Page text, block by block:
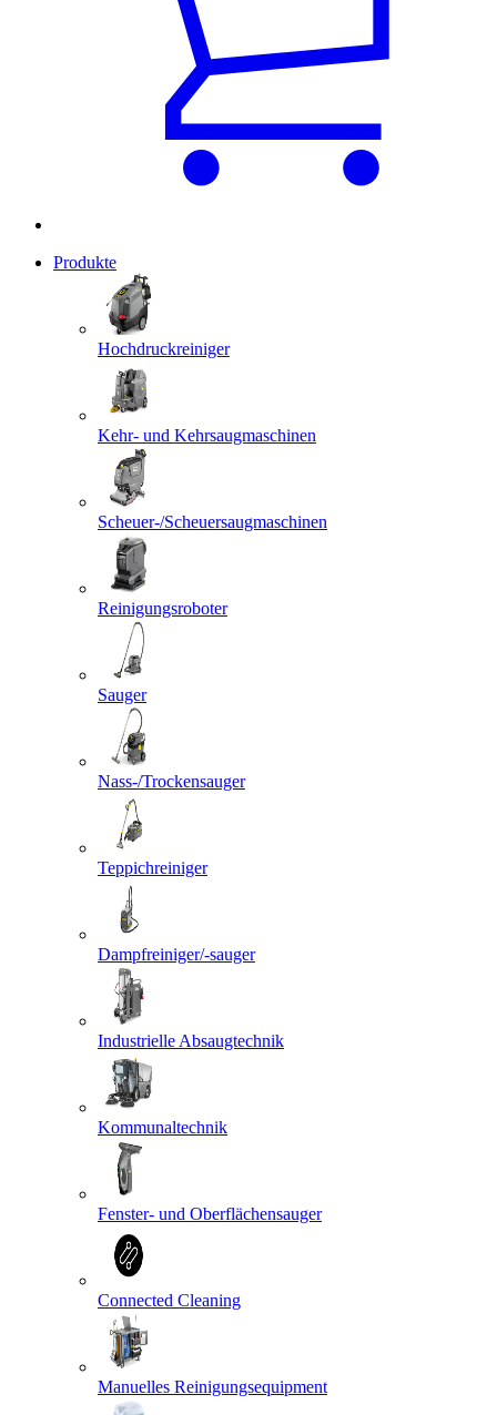
Produkte
Hochdruckreiniger
Kehr- und Kehrsaugmaschinen
Scheuer-/Scheuersaugmaschinen
Reinigungsroboter
Sauger
Nass-/Trockensauger
Teppichreiniger
Dampfreiniger/-sauger
Industrielle Absaugtechnik
Kommunaltechnik
Fenster- und Oberflächensauger
Connected Cleaning
Manuelles Reinigungsequipment